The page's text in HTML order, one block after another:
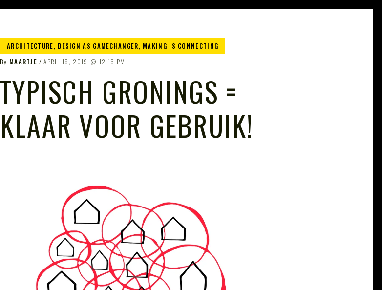
ARCHITECTURE, DESIGN AS GAMECHANGER, MAKING IS CONNECTING
By MAARTJE APRIL 18, 2019 12:15 PM
TYPISCH GRONINGS =
KLAAR VOOR GEBRUIK!